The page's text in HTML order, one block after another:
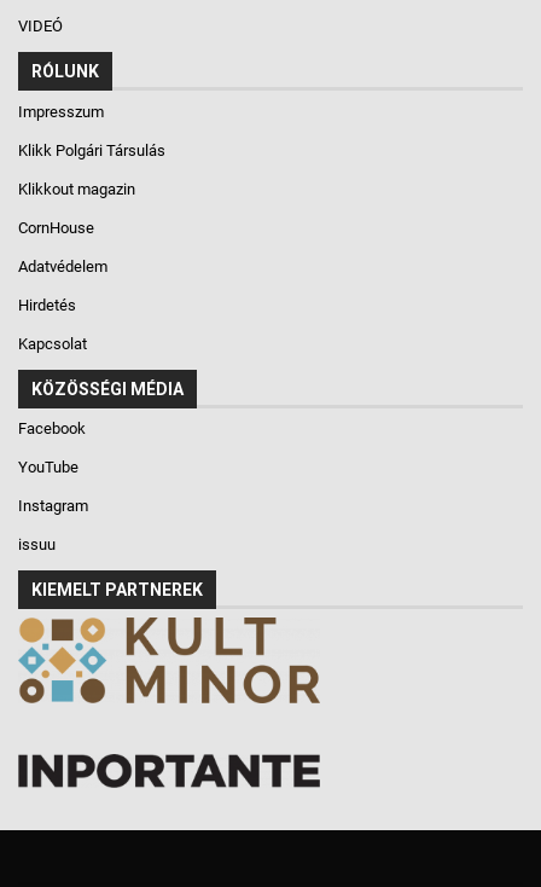
VIDEÓ
RÓLUNK
Impresszum
Klikk Polgári Társulás
Klikkout magazin
CornHouse
Adatvédelem
Hirdetés
Kapcsolat
KÖZÖSSÉGI MÉDIA
Facebook
YouTube
Instagram
issuu
KIEMELT PARTNEREK